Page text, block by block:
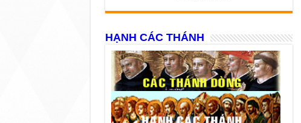
HẠNH CÁC THÁNH